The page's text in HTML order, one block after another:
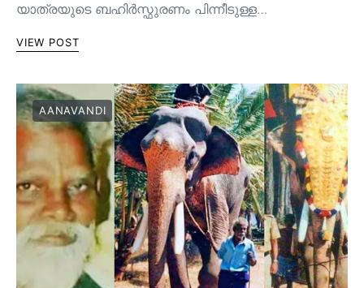
യാത്രയുടെ ബഹിർസ്ഫുരണം പിന്നീടുള്ള…
VIEW POST
AANAVANDI